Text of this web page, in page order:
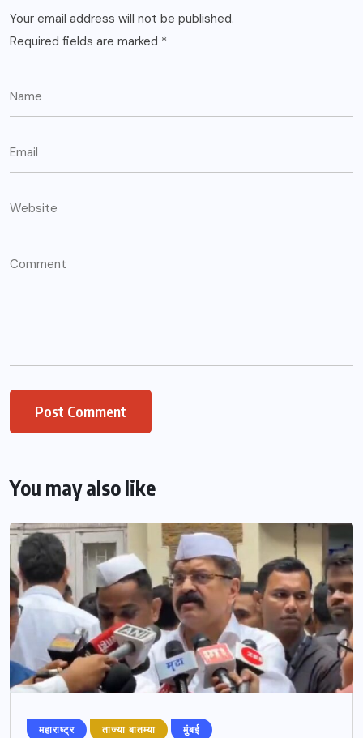
Your email address will not be published.
Required fields are marked *
You may also like
महाराष्ट्र ताज्या बातम्या मुंबई